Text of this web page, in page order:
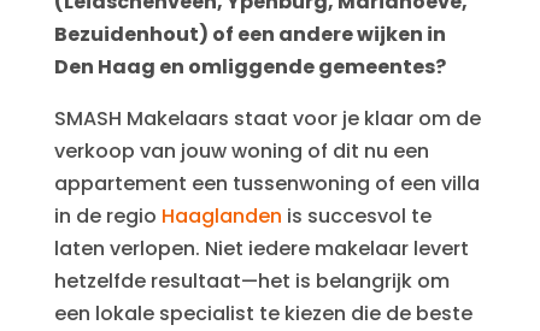
Bezuidenhout) of een andere wijken in
Den Haag en omliggende gemeentes?
SMASH Makelaars staat voor je klaar om de
verkoop van jouw woning of dit nu een
appartement een tussenwoning of een villa
in de regio Haaglanden is succesvol te
laten verlopen. Niet iedere makelaar levert
hetzelfde resultaat—het is belangrijk om
een lokale specialist te kiezen die de beste